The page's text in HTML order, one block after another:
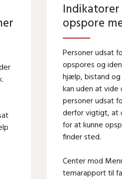
opspore
Personer udsat
opspores og
hjælp, bistand
kan uden at
personer udsat
derfor vigtigt, at
for at kunne
finder sted.
Center mod
temarapport til